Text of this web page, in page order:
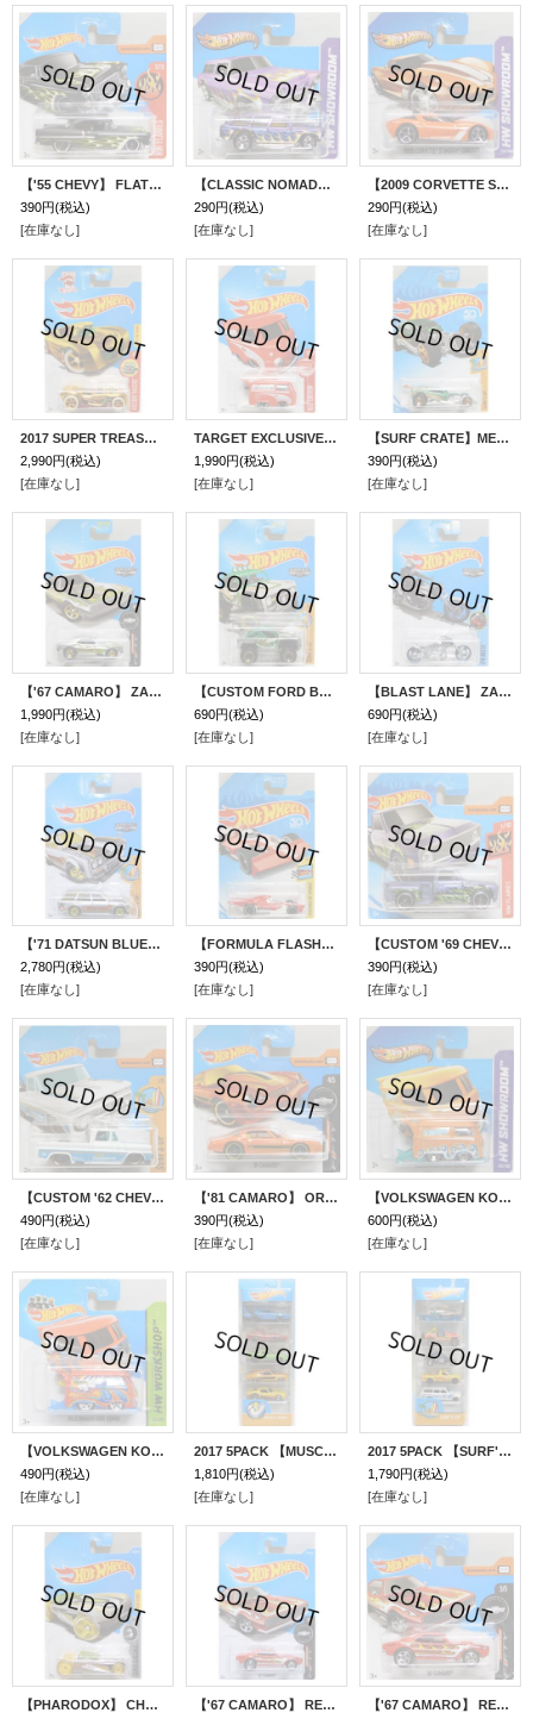
【'55 CHEVY】 FLAT BLACK/MC5(インターナショナル・ショートカード）
390円(税込)
[在庫なし]
【CLASSIC NOMAD】 PURPLE/5SP(インターナショナル・ショートカード）
290円(税込)
[在庫なし]
【2009 CORVETTE STINGRAY CONCEPT】 ORANGE/MC5(インターナショナル・ショートカード）
290円(税込)
[在庫なし]
2017 SUPER TREASURE HUNTS 【16 ANGELS】 SPEC.GOLD/RR (HAPPY HOLIDAYS)
2,990円(税込)
[在庫なし]
TARGET EXCLUSIVE RED EDITION 【KOOL KOMBI】 RED/MC5 (予約不可）
1,990円(税込)
[在庫なし]
【SURF CRATE】MET.DK.GREEN/5SP (KMART EXCLUSIVE)
390円(税込)
[在庫なし]
【'67 CAMARO】 ZAMAC/5SP (WALMART EXCLUSIVE)
1,990円(税込)
[在庫なし]
【CUSTOM FORD BRONCO】 ZAMAC/BLOR (WALMART EXCLUSIVE)
690円(税込)
[在庫なし]
【BLAST LANE】 ZAMAC/3SP (WALMART EXCLUSIVE)
690円(税込)
[在庫なし]
【'71 DATSUN BLUEBIRD 510 WAGON】 ZAMAC/5SP (WALMART EXCLUSIVE)
2,780円(税込)
[在庫なし]
【FORMULA FLASHBACK】RED/MC5 (KMART EXCLUSIVE)（予約不可）
390円(税込)
[在庫なし]
【CUSTOM '69 CHEVY PICKUP】 PALE PURPLE/MC5(インターナショナル・ショートカード）
390円(税込)
[在庫なし]
【CUSTOM '62 CHEVY PICKUP】 WHITE/DD8(インターナショナル・ショートカード）
490円(税込)
[在庫なし]
【'81 CAMARO】 ORANGE/PR5(インターナショナル・ショートカード）
390円(税込)
[在庫なし]
【VOLKSWAGEN KOOL KOMBI】 ORANGE/5SP (NEW CAST)(インターナショナル・ショートカード）
600円(税込)
[在庫なし]
【VOLKSWAGEN KOOL KOMBI】 RED/5SP(インターナショナル・ショートカード）
490円(税込)
[在庫なし]
2017 5PACK 【MUSCLE MANIA】'69 Dodge Charger Daytona / '08 Dodge Challenger SRT8 / '12 Mustang Boss 302 Laguna Seca / '70 Ford Torino / '73 Pontiac Firebird
1,810円(税込)
[在庫なし]
2017 5PACK 【SURF'S UP】Mad Splash / Jeep CJ-7 / Custom Volkswagen Beetle / Volkswagen Caddy / '64 Chevy Nova Station Wagon
1,790円(税込)
[在庫なし]
【PHARODOX】 CHROME/5SP
【'67 CAMARO】 RED/O5
【'67 CAMARO】 RED/O5(インターナショナル・ショートカード)